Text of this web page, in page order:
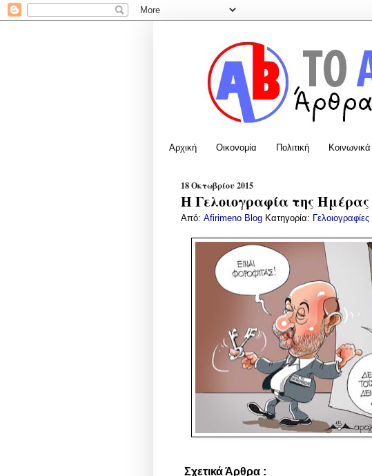
Αρχική Οικονομία Πολιτική Κοινωνικά
18 Οκτωβρίου 2015
Η Γελοιογραφία της Ημέρας
Από: Afirimeno Blog Κατηγορία: Γελοιογραφίες
Σχετικά Άρθρα :